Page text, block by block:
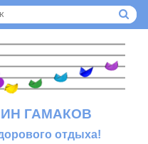
ГАМАКОВ
отдыха!